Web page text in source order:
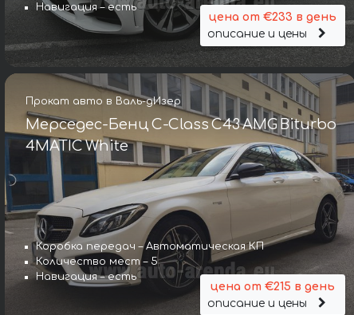
Навигация – есть
цена от €233 в день
описание и цены
Прокат авто в Валь-дИзер
Мерседес-Бенц C-Class C43 AMG Biturbo
4MATIC White
Коробка передач – Автоматическая КП
Количество мест – 5
Навигация – есть
цена от €215 в день
описание и цены